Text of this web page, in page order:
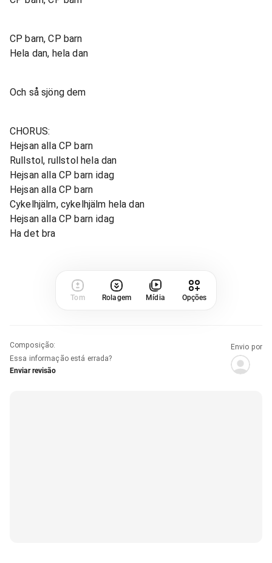
CP barn, CP barn
Hela dan, hela dan
Och så sjöng dem
CHORUS:
Hejsan alla CP barn
Rullstol, rullstol hela dan
Hejsan alla CP barn idag
Hejsan alla CP barn
Cykelhjälm, cykelhjälm hela dan
Hejsan alla CP barn idag
Ha det bra
Tom Rolagem Mídia Opções
Composição:
Essa informação está errada?
Enviar revisão
Envio por